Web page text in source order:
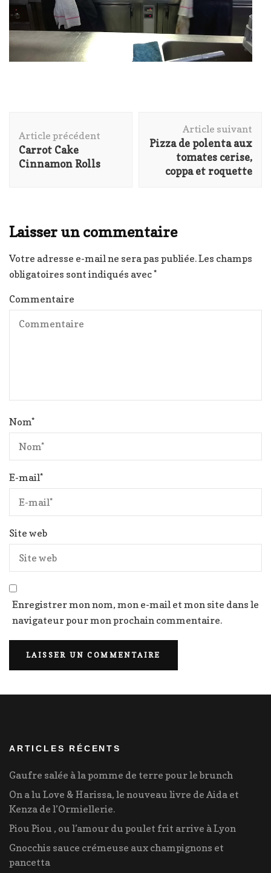
d'article
Article précédent
Carrot Cake
Cinnamon Rolls
Article suivant
Pizza de polenta aux
tomates cerise,
coppa et roquette
Laisser un commentaire
Votre adresse e-mail ne sera pas publiée.Les champs
obligatoires sont indiqués avec*
Commentaire
Nom*
E-mail*
Site web
Enregistrer mon nom, mon e-mail et mon site dans le
navigateur pour mon prochain commentaire.
ARTICLES RÉCENTS
Gaufre salée à la pomme de terre pour le brunch
On a lu Love & Harissa, le nouveau livre de Aida et
Kenza de l’Ormiellerie.
Piou Piou , ou l’amour du poulet frit arrive à Lyon
Gnocchis sauce crémeuse aux champignons et
pancetta